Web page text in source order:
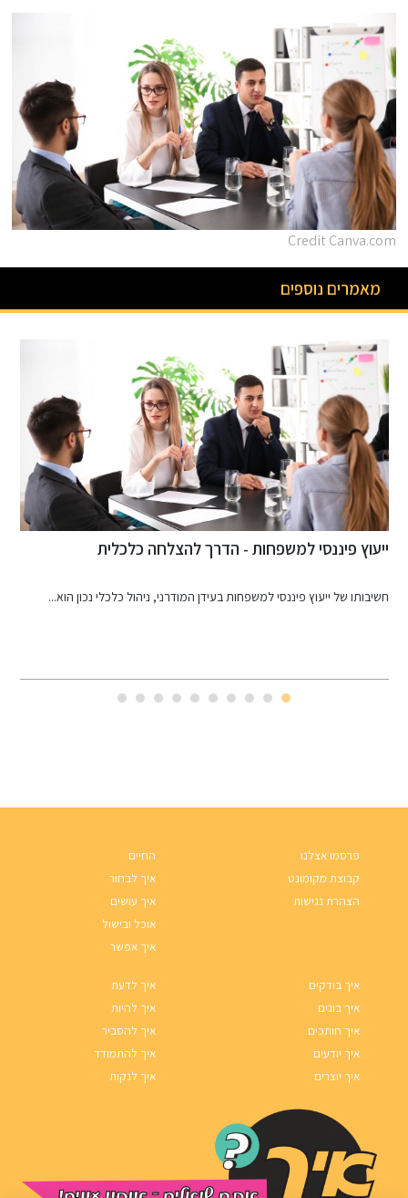
Credit Canva.com
מאמרים נוספים
הדרכת הורים לגיל הרך – כלים להורות בטוחה וממוקדת
הדרכת הורים – הכוונה בזמן קריטי ההורות לגיל הרך היא אחת...
פרסמו אצלנו
קבוצת מקומונט
הצהרת נגישות
החיים
איך לבחור
איך עושים
אוכל ובישול
איך אפשר
איך בודקים
איך בונים
איך חותכים
איך יודעים
איך יוצרים
איך לדעת
איך להיות
איך להסביר
איך להתמודד
איך לנקות